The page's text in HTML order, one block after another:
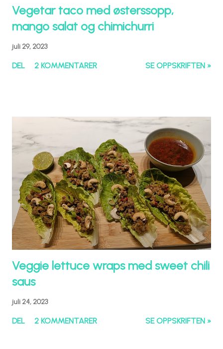
Vegetar taco med østerssopp,
mango salat og chimichurri
juli 29, 2023
DEL 2 KOMMENTARER SE OPPSKRIFTEN »
Veggie lettuce wraps med sweet chili
saus
juli 24, 2023
DEL 2 KOMMENTARER SE OPPSKRIFTEN »